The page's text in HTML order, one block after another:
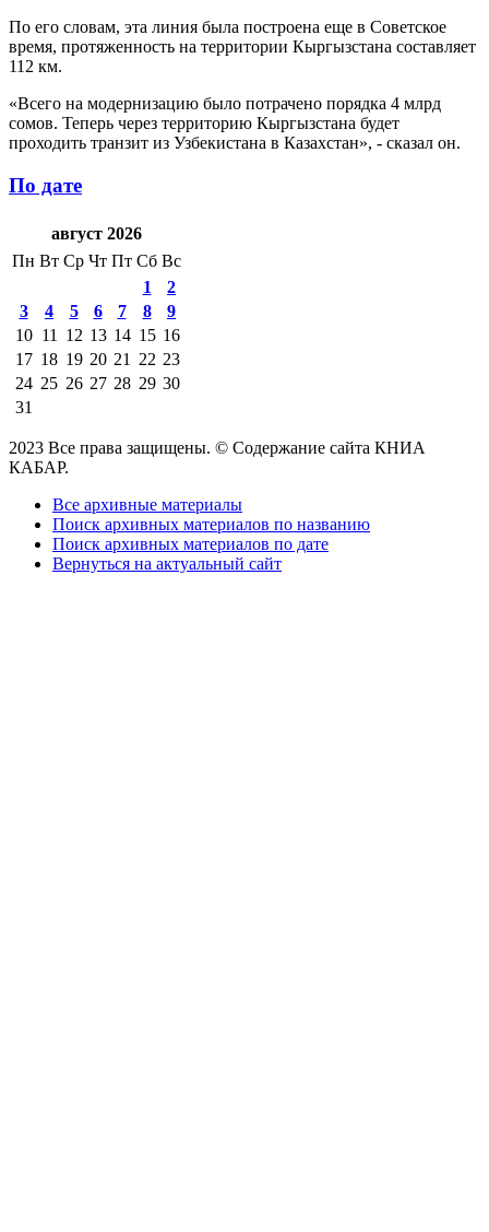
По его словам, эта линия была построена еще в Советское
время, протяженность на территории Кыргызстана составляет
112 км.
«Всего на модернизацию было потрачено порядка 4 млрд
сомов. Теперь через территорию Кыргызстана будет
проходить транзит из Узбекистана в Казахстан», - сказал он.
По дате
август 2026
Пн Вт Ср Чт Пт Сб Вс
1
2
3
4 5 6 7 8
9
10 11 12 13 14 15 16
17 18 19 20 21 22 23
24 25 26 27 28 29 30
31
2023 Все права защищены. © Содержание сайта КНИА
КАБАР.
Все архивные материалы
Поиск архивных материалов по названию
Поиск архивных материалов по дате
Вернуться на актуальный сайт